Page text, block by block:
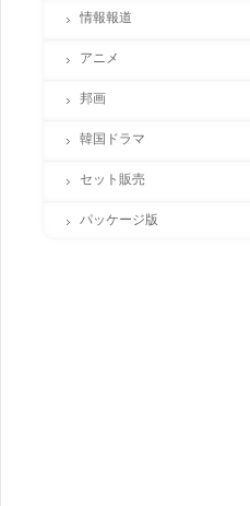
情報報道
アニメ
邦画
韓国ドラマ
セット販売
パッケージ版